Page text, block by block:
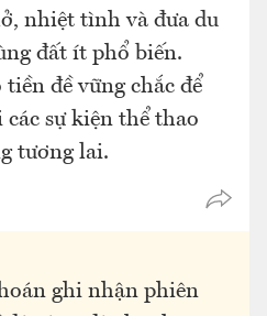
nhiệt tình và đưa du
đất ít phổ biến.
đề vững chắc để
sự kiện thể thao
tương lai.
ghi nhận phiên